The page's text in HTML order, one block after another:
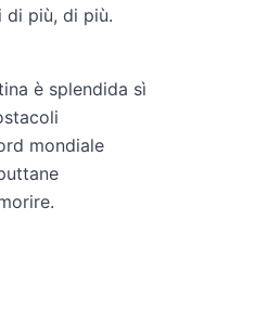
di più, di più.
è splendida sì
mondiale